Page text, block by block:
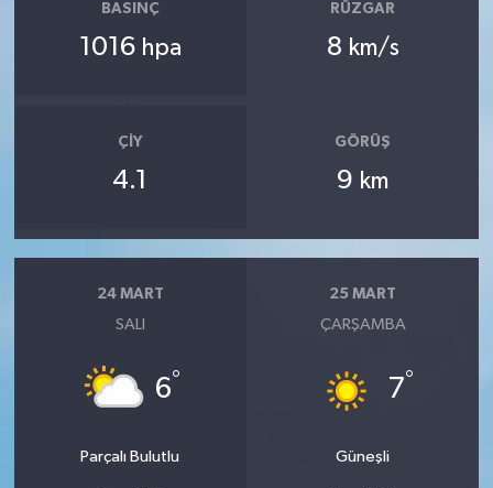
BASINÇ
1016 hpa
RÜZGAR
8 km/s
ÇIY
4.1
GÖRÜŞ
9 km
24 MART
SALI
6°
Parçalı Bulutlu
25 MART
ÇARŞAMBA
7°
Güneşli